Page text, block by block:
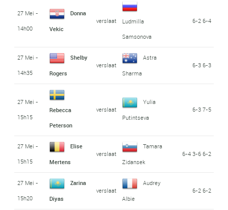
27 Mei -
14h00
Donna
Vekic
verslaat
Ludmilla
Samsonova
6-2 6-4
27 Mei -
14h35
Shelby
Rogers
verslaat
Astra
Sharma
6-3 6-3
27 Mei -
15h15
Rebecca
Peterson
verslaat
Yulia
Putintseva
6-3 7-5
27 Mei -
15h15
Elise
Mertens
verslaat
Tamara
Zidansek
6-4 3-6 6-2
27 Mei -
15h20
Zarina
Diyas
verslaat
Audrey
Albie
6-2 6-2